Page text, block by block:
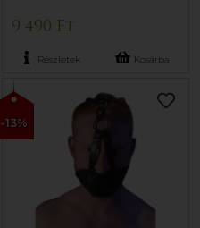
9 490 Ft
Részletek Kosárba
-13%